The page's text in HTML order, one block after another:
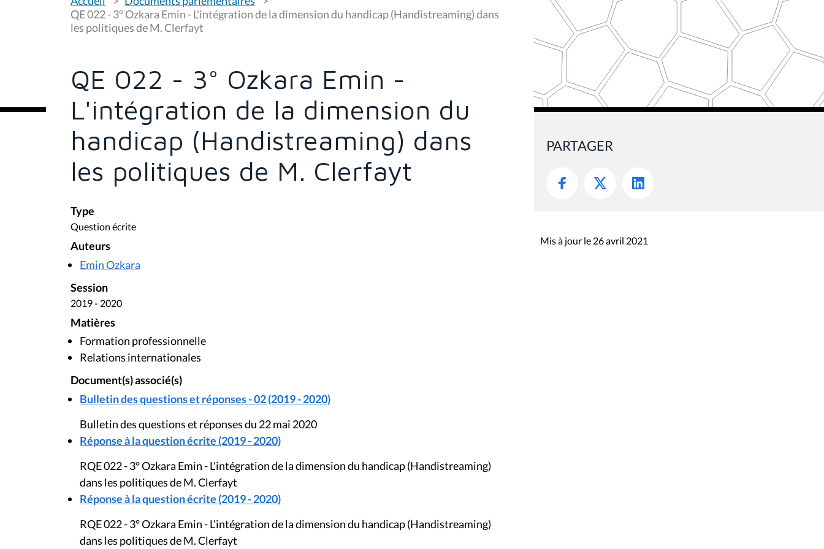
o
u
s
ê
c
QE 022 - 3° Ozkara Emin - L'intégration de la dimension du handicap (Handistreaming) dans
les politiques de M. Clerfayt
QE 022 - 3° Ozkara Emin -
L'intégration de la dimension du
handicap (Handistreaming) dans
les politiques de M. Clerfayt
Type
Question écrite
Auteurs
Emin Ozkara
Session
2019 - 2020
Matières
Formation professionnelle
Relations internationales
Document(s) associé(s)
Bulletin des questions et réponses - 02 (2019 - 2020)
Bulletin des questions et réponses du 22 mai 2020
Réponse à la question écrite (2019 - 2020)
RQE 022 - 3° Ozkara Emin - L'intégration de la dimension du handicap (Handistreaming)
dans les politiques de M. Clerfayt
Réponse à la question écrite (2019 - 2020)
RQE 022 - 3° Ozkara Emin - L'intégration de la dimension du handicap (Handistreaming)
dans les politiques de M. Clerfayt
PARTAGER
Mis à jour le 26 avril 2021